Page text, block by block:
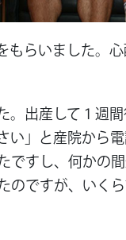
らいました。心
出産して１週
」と産院から電
ですし、何かの
のですが、いく